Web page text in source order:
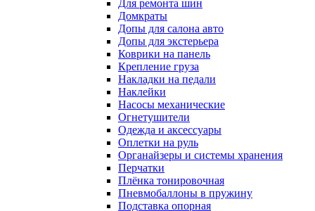
Для ремонта шин
Домкраты
Допы для салона авто
Допы для экстерьера
Коврики на панель
Крепление груза
Накладки на педали
Наклейки
Насосы механические
Огнетушители
Одежда и аксессуары
Оплетки на руль
Органайзеры и системы хранения
Перчатки
Плёнка тонировочная
Пневмобаллоны в пружину
Подставка опорная